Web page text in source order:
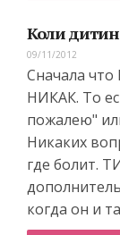
Коли
09/11/2012
Сначала что
НИКАК. То
пожалею"
Никаких
где болит.
когда он и